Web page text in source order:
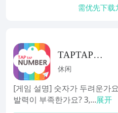
需优先下载
TAPTAP
NUMBER
休闲
[게임 설명] 숫자가 두려운가
발력이 부족한가요? 3,...展开